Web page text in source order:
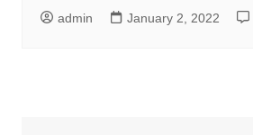
admin January 2, 2022